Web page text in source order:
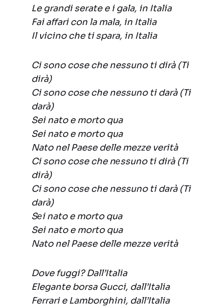
Le grandi serate e i gala, in Italia
Fai affari con la mala, in Italia
Il vicino che ti spara, in Italia
Ci sono cose che nessuno ti dirà (Ti
dirà)
Ci sono cose che nessuno ti darà (Ti
darà)
Sei nato e morto qua
Sei nato e morto qua
Nato nel Paese delle mezze verità
Ci sono cose che nеssuno ti dirà (Ti
dirà)
Ci sono cose che nessuno ti darà (Ti
darà)
Sеi nato e morto qua
Sei nato e morto qua
Nato nel Paese delle mezze verità
Dove fuggi? Dall’Italia
Elegante borsa Gucci, dall’Italia
Ferrari e Lamborghini, dall’Italia